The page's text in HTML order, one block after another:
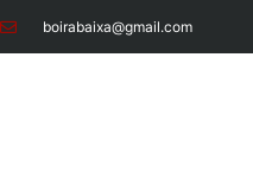
boirabaixa@gmail.com